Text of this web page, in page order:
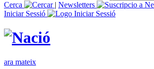
Cerca
| Newsletters
Iniciar Sessió
ara mateix